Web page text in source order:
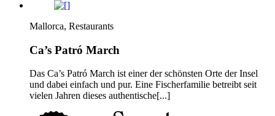
Mallorca, Restaurants
Ca’s Patró March
Das Ca’s Patró March ist einer der schönsten Orte der Insel
und dabei einfach und pur. Eine Fischerfamilie betreibt seit
vielen Jahren dieses authentische[...]